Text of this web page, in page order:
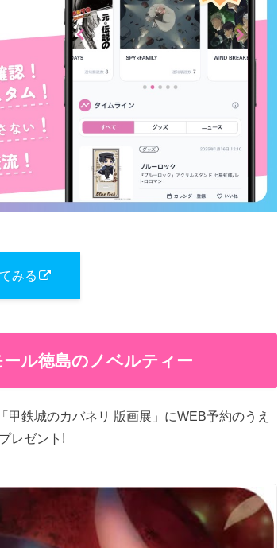
みる
ル徳島のノベルティー
鉄城のカバネリ 版画展」にWEB予約のうえ
レゼント!